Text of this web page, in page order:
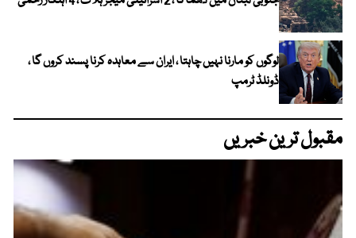
لوگوں کو مارنا نہیں چاہتا ، ایران سے معاہدہ کرنا پسند کروں گا ،
ڈونلڈ ٹرمپ
مقبول ترین خبریں